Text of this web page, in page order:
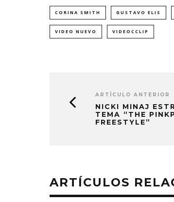
CORINA SMITH GUSTAVO ELIS
VIDEO NUEVO VIDEOCCLIP
ARTÍCULO ANTERIOR
NICKI MINAJ
TEMA “THE
FREESTYLE”
ARTÍCULOS